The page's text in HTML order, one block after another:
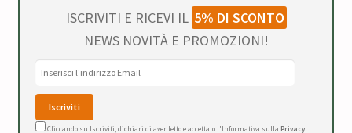
ISCRIVITI E RICEVI IL 5% DI SCONTO
NEWS NOVITÀ E PROMOZIONI!
Cliccando su Iscriviti, dichiari di aver letto e accettato l'Informativa sulla Privacy